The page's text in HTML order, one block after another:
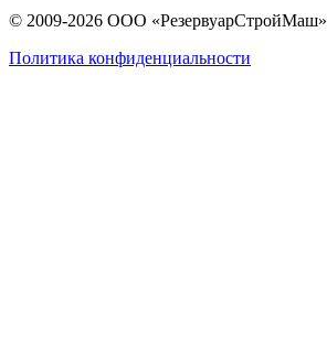
© 2009-2026 ООО «РезервуарСтройМаш»
Политика конфиденциальности